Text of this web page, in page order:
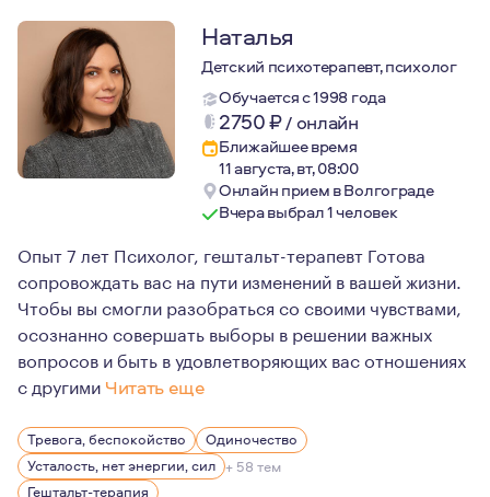
Наталья
Детский психотерапевт, психолог
Обучается с 1998 года
2750₽/ онлайн
Ближайшее время
11 августа, вт, 08:00
Онлайн прием в Волгограде
Вчера выбрал 1 человек
Опыт 7 лет Психолог, гештальт-терапевт Готова
сопровождать вас на пути изменений в вашей жизни.
Чтобы вы смогли разобраться со своими чувствами,
осознанно совершать выборы в решении важных
вопросов и быть в удовлетворяющих вас отношениях
с другими Читать еще
Я прошла большой путь профессионального и
Тревога, беспокойство
Одиночество
Усталость, нет энергии, сил + 58 тем
Гештальт-терапия